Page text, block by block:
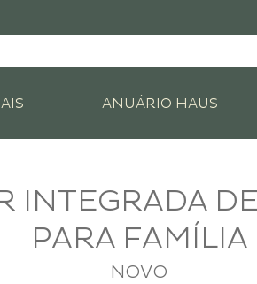
ANUÁRIO HAUS
INTEGRADA
PARA FAMÍLIA
NOVO